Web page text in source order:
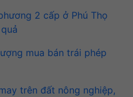
2 cấp ở Phú Thọ
mua bán trái phép
trên đất nông nghiệp,